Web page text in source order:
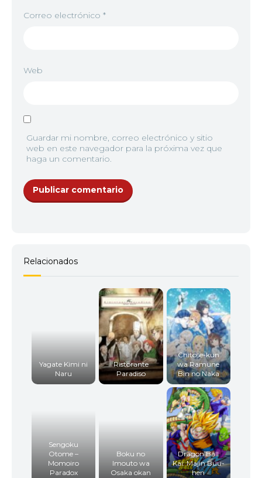
Correo electrónico *
Web
Guardar mi nombre, correo electrónico y sitio
web en este navegador para la próxima vez que
haga un comentario.
Relacionados
Yagate Kimi ni
Naru
Ristorante
Paradiso
Chitose-kun
wa Ramune
Bin no Naka
Sengoku
Otome –
Momoiro
Paradox
Boku no
Imouto wa
Osaka okan
Dragon Ball
Kai: Majin Buu-
hen